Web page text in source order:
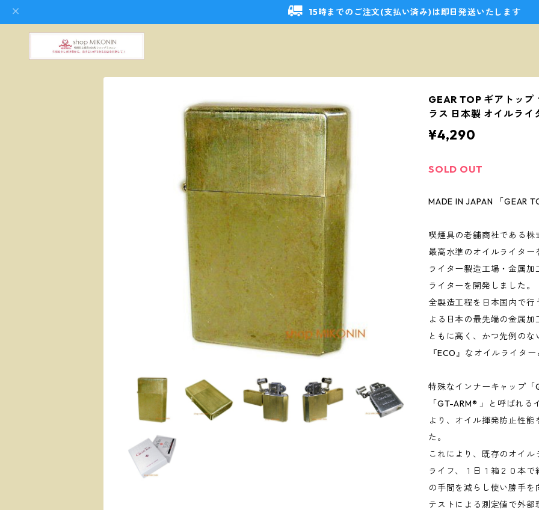
15時までのご注文(支払い済み)は即日発送いたします
GEAR TOP ギアトッ
ラス 日本製 オイルライ
¥4,290
SOLD OUT
MADE IN JAPAN 「GEAR
喫煙具の老舗商社である
最高水準のオイルライタ
ライター製造工場・金属
ライターを開発しました。
全製造工程を日本国内で行
よる日本の最先端の金属
ともに高く、かつ先例の
『ECO』なオイルライタ
特殊なインナーキャップ「
「GT-ARM® 」と呼ばれ
より、オイル揮発防止性
た。
これにより、既存のオイ
ライフ、１日１箱２０本
の手間を減らし使い勝手
テストによる測定値で外